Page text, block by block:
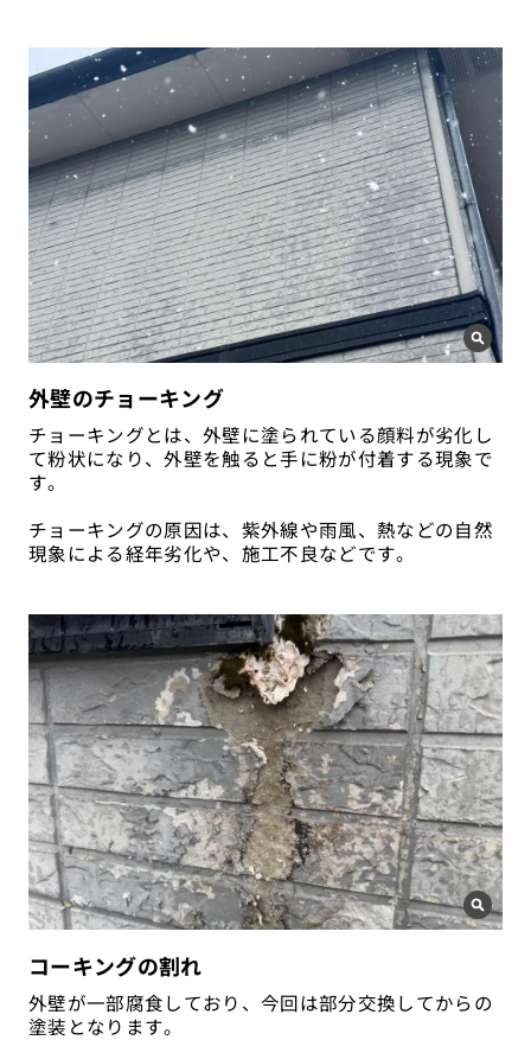
外壁のチョーキング
チョーキングとは、外壁に塗られている顔料が劣化し
て粉状になり、外壁を触ると手に粉が付着する現象で
す。
チョーキングの原因は、紫外線や雨風、熱などの自然
現象による経年劣化や、施工不良などです。
コーキングの割れ
外壁が一部腐食しており、今回は部分交換してからの
塗装となります。